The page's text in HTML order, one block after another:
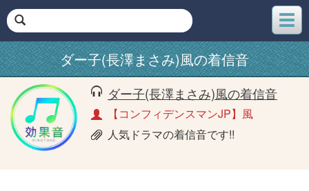
メ
ニ
ュ
ー
ダー子(長澤まさみ)風の着信音
ダー子(長澤まさみ)風の着信音
【コンフィデンスマンJP】風
人気ドラマの着信音です!!